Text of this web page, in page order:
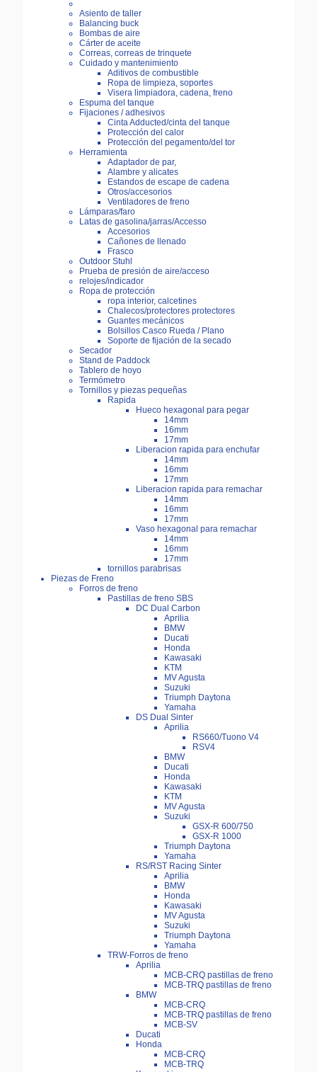
Asiento de taller
Balancing buck
Bombas de aire
Cárter de aceite
Correas, correas de trinquete
Cuidado y mantenimiento
Aditivos de combustible
Ropa de limpieza, soportes
Visera limpiadora, cadena, freno
Espuma del tanque
Fijaciones / adhesivos
Cinta Adducted/cinta del tanque
Protección del calor
Protección del pegamento/del tor
Herramienta
Adaptador de par,
Alambre y alicates
Estandos de escape de cadena
Otros/accesorios
Ventiladores de freno
Lámparas/faro
Latas de gasolina/jarras/Accesso
Accesorios
Cañones de llenado
Frasco
Outdoor Stuhl
Prueba de presión de aire/acceso
relojes/indicador
Ropa de protección
ropa interior, calcetines
Chalecos/protectores protectores
Guantes mecánicos
Bolsillos Casco Rueda / Plano
Soporte de fijación de la secado
Secador
Stand de Paddock
Tablero de hoyo
Termómetro
Tornillos y piezas pequeñas
Rapida
Hueco hexagonal para pegar
14mm
16mm
17mm
Liberacion rapida para enchufar
14mm
16mm
17mm
Liberacion rapida para remachar
14mm
16mm
17mm
Vaso hexagonal para remachar
14mm
16mm
17mm
tornillos parabrisas
Piezas de Freno
Forros de freno
Pastillas de freno SBS
DC Dual Carbon
Aprilia
BMW
Ducati
Honda
Kawasaki
KTM
MV Agusta
Suzuki
Triumph Daytona
Yamaha
DS Dual Sinter
Aprilia
RS660/Tuono V4
RSV4
BMW
Ducati
Honda
Kawasaki
KTM
MV Agusta
Suzuki
GSX-R 600/750
GSX-R 1000
Triumph Daytona
Yamaha
RS/RST Racing Sinter
Aprilia
BMW
Honda
Kawasaki
MV Agusta
Suzuki
Triumph Daytona
Yamaha
TRW-Forros de freno
Aprilia
MCB-CRQ pastillas de freno
MCB-TRQ pastillas de freno
BMW
MCB-CRQ
MCB-TRQ pastillas de freno
MCB-SV
Ducati
Honda
MCB-CRQ
MCB-TRQ